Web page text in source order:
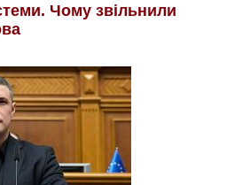
Чому звільнили